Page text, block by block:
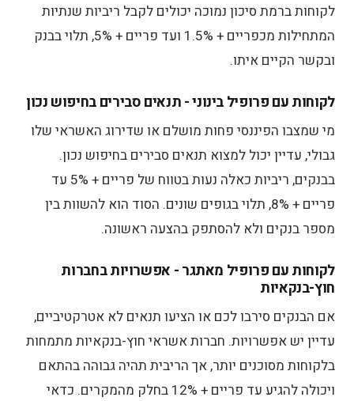
לקוחות ברמת סיכון נמוכה יכולים לקבל ריביות שנתיות
המתחילות מכפריים + 1.5% ועד פריים + 5%, תלוי בבנק
ובקשר הקיים איתו.
לקוחות עם פרופיל בינוני - תנאים סבירים בחיפוש נכון
מי שמצבו הפיננסי פחות מושלם או שדירוג האשראי שלו
גבולי, עדיין יכול למצוא תנאים סבירים בחיפוש נכון.
בבנקים, ריביות כאלה נעות בטווח של פריים + 5% עד
פריים + 8%, תלוי בגופים שונים. הסוד הוא להשוות בין
מספר בנקים ולא להסתפק בהצעה ראשונה.
לקוחות עם פרופיל מאתגר - אפשרויות בחברות
חוץ-בנקאיות
אם הבנקים סירבו לכם או הציעו תנאים לא אטרקטיביים,
עדיין יש אפשרויות. חברות אשראי חוץ-בנקאיות מתמחות
בלקוחות מסוכנים יותר, אך הריבית תהיה גבוהה בהתאם
ויכולה להגיע עד פריים + 12% בחלק מהמקרים. כדאי